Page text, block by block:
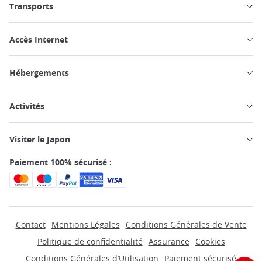
Transports
Accès Internet
Hébergements
Activités
Visiter le Japon
Paiement 100% sécurisé :
Contact Mentions Légales
Conditions Générales de Vente
Politique de confidentialité Assurance
Cookies
Conditions Générales d’Utilisation
Paiement sécurisé